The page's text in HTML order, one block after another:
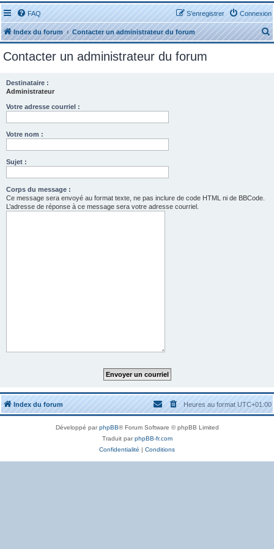
FAQ Connexion
S’enregistrer
Index du forum Contacter un administrateur du forum
e
Contacter un administrateur du forum
Destinataire :
Administrateur
Votre adresse courriel :
Votre nom :
Sujet :
Corps du message :
Ce message sera envoyé au format texte, ne pas inclure de code HTML ni de BBCode.
L’adresse de réponse à ce message sera votre adresse courriel.
Index du forum Heures au formatUTC+01:00
Développé parphpBB® Forum Software © phpBB Limited
Traduit parphpBB-fr.com
Confidentialité | Conditions